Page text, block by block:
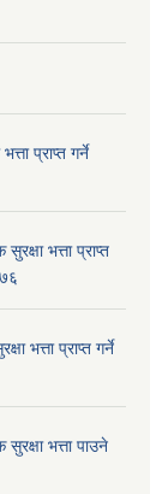
प्राप्त गर्ने
भत्ता प्राप्त
भत्ता प्राप्त गर्ने
सुरक्षा भत्ता पाउने